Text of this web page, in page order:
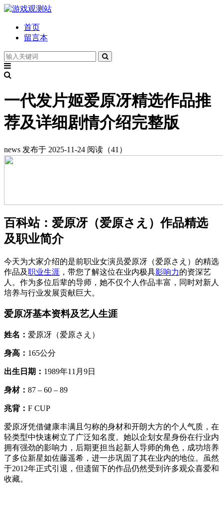
首页
留言本
一代发片姬爱原冴精选作品推
荐及详细剧情介绍完整版
news 发布于 2025-11-24 阅读（41）
百科站：爱原冴（爱原さえ）作品精选
及职业简介
今天为大家介绍的是前职业女演员爱原冴（爱原さえ）的精选
作品及职业生涯 ，带您了解这位在业内极具影响力的资深艺
人。作为多位后辈的导师，她不仅个人作品丰富，同时对新人
培养与行业发展贡献巨大。
爱原冴基本资料及艺人生涯
姓名： 爱原冴（爱原さえ）
身高： 165公分
出生日期： 1989年11月9日
身材： 87 – 60 – 89
兆背： F CUP
爱原冴凭借健康丰满且匀称的身材和开朗大方的个人气质，在
轻类型中快速树立了广泛知名度。她以企划女星身份在行业内
拥有强劲的影响力，后期更担当起新人导师的角色，成功培养
了多位新星如佐藤遥希，进一步巩固了其在业内的地位。虽然
于2012年正式引退，但遗留下的作品仍然受到许多观众喜爱和
收藏。